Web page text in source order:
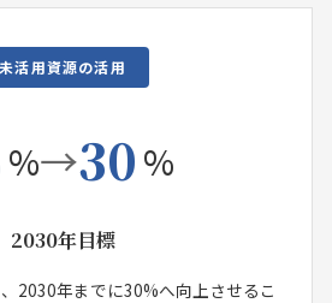
未活用資源の活用
%→30%
2030年目標
2030年までに30%へ向上させるこ